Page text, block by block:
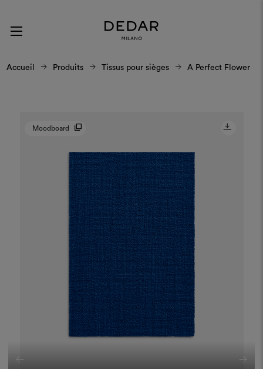
Accueil Produits Tissus pour sièges A Perfect Flower
Moodboard